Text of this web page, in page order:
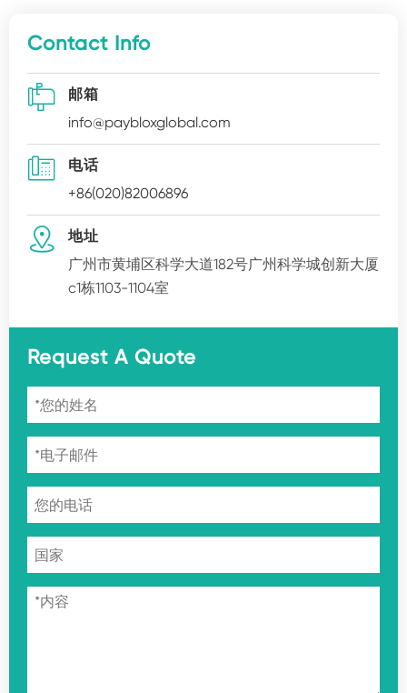
Contact Info

邮箱
info@paybloxglobal.com

电话
+86(020)82006896

地址
广州市黄埔区科学大道182号广州科学城创新大厦
c1栋1103-1104室
Request A Quote